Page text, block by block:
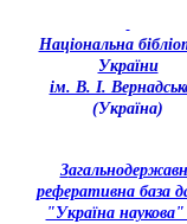
Національна
України
ім. В. І.
(Україна)
З
реферативна база
"Україна